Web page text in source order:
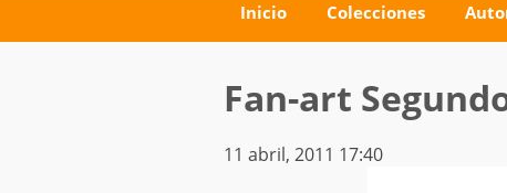
Inicio Colecciones
Fan-art
11 abril, 2011 17:40